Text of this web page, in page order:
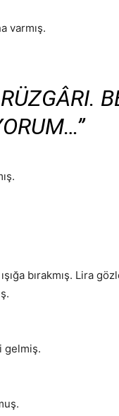
varmış.
bırakmış. Lira
gelmiş.